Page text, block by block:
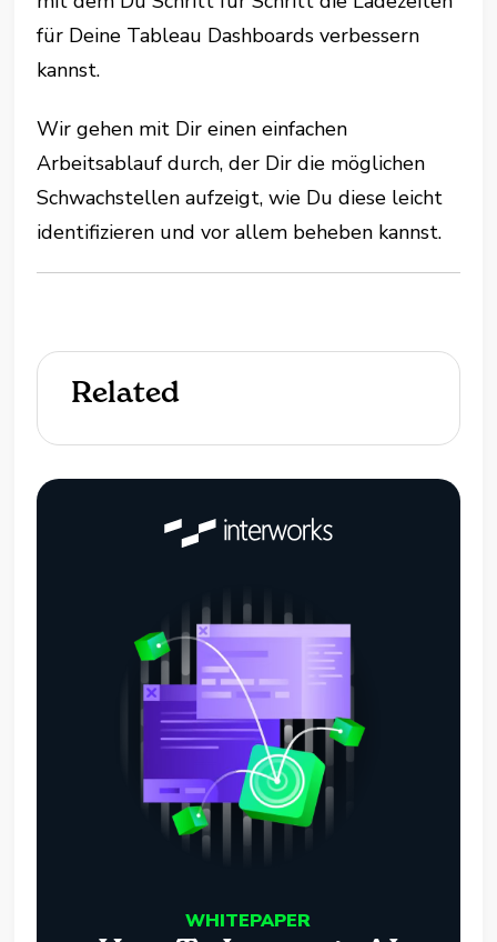
für Deine Tableau Dashboards verbessern
kannst.
Wir gehen mit Dir einen einfachen
Arbeitsablauf durch, der Dir die möglichen
Schwachstellen aufzeigt, wie Du diese leicht
identifizieren und vor allem beheben kannst.
Related
WHITEPAPER